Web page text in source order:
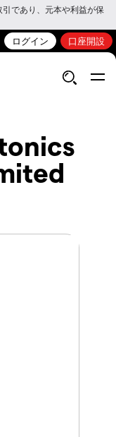
であり、元本や利益が保
ログイン 口座開設